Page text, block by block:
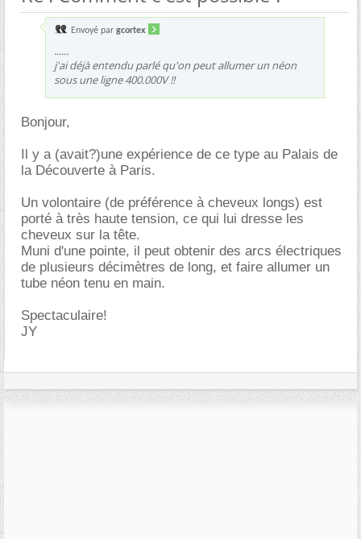
Envoyé par gcortex
......
j'ai déjà entendu parlé qu'on peut allumer un néon
sous une ligne 400.000V !!
Bonjour,
Il y a (avait?)une expérience de ce type au Palais de
la Découverte à Paris.
Un volontaire (de préférence à cheveux longs) est
porté à très haute tension, ce qui lui dresse les
cheveux sur la tête.
Muni d'une pointe, il peut obtenir des arcs électriques
de plusieurs décimètres de long, et faire allumer un
tube néon tenu en main.
Spectaculaire!
JY